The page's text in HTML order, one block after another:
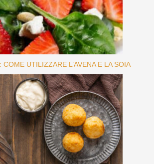
UTILIZZARE L’AVENA E LA SOIA